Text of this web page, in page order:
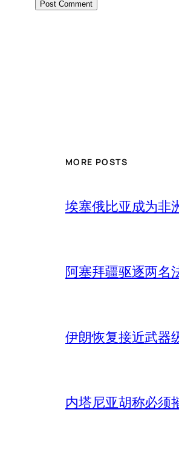
MORE POSTS
埃塞俄比亚成为非
阿塞拜疆驱逐两名
伊朗恢复接近武器
内塔尼亚胡称必须